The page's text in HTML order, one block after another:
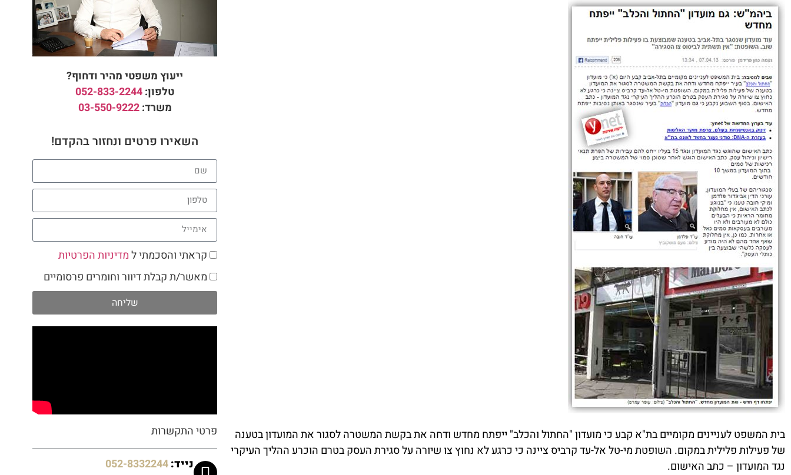
בית המשפט לעניינים מקומיים בת"א קבע כי מועדון "החתול והכלב" ייפתח מחדש ודחה את בקשת המשטרה לסגור את המועדון בטענה
של פעילות פלילית במקום. השופטת מי-טל אל-עד קרביס ציינה כי כרגע לא נחוץ צו שיורה על סגירת העסק בטרם הוכרע ההליך העיקרי
נגד המועדון – כתב האישום.
ייעוץ משפטי מהיר ודחוף?
טלפון:052-833-2244
משרד:03-550-9222
השאירו פרטים ונחזור בהקדם!
קראתי והסכמתי למדיניות הפרטיות
מאשר/ת קבלת דיוור וחומרים פרסומיים
שליחה
פרטי התקשרות
נייד: